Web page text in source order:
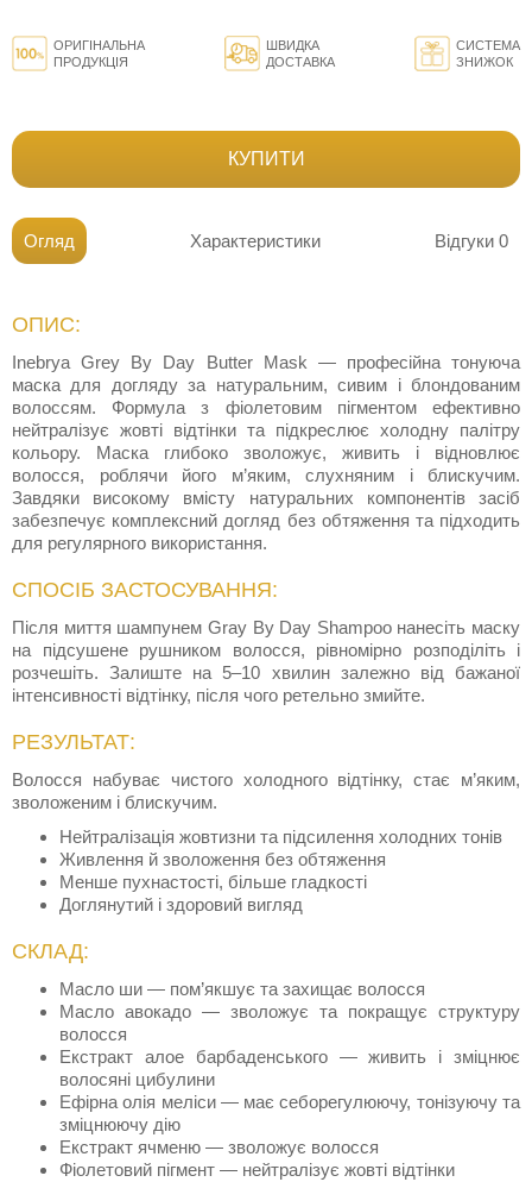
ОРИГІНАЛЬНА
ПРОДУКЦІЯ
ШВИДКА
ДОСТАВКА
СИСТЕМА
ЗНИЖОК
КУПИТИ
Огляд Характеристики Відгуки 0
ОПИС:
Inebrya Grey By Day Butter Mask — професійна тонуюча
маска для догляду за натуральним, сивим і блондованим
волоссям. Формула з фіолетовим пігментом ефективно
нейтралізує жовті відтінки та підкреслює холодну палітру
кольору. Маска глибоко зволожує, живить і відновлює
волосся, роблячи його м’яким, слухняним і блискучим.
Завдяки високому вмісту натуральних компонентів засіб
забезпечує комплексний догляд без обтяження та підходить
для регулярного використання.
СПОСІБ ЗАСТОСУВАННЯ:
Після миття шампунем Gray By Day Shampoo нанесіть маску
на підсушене рушником волосся, рівномірно розподіліть і
розчешіть. Залиште на 5–10 хвилин залежно від бажаної
інтенсивності відтінку, після чого ретельно змийте.
РЕЗУЛЬТАТ:
Волосся набуває чистого холодного відтінку, стає м’яким,
зволоженим і блискучим.
Нейтралізація жовтизни та підсилення холодних тонів
Живлення й зволоження без обтяження
Менше пухнастості, більше гладкості
Доглянутий і здоровий вигляд
СКЛАД:
Масло ши — пом’якшує та захищає волосся
Масло авокадо — зволожує та покращує структуру
волосся
Екстракт алое барбаденського — живить і зміцнює
волосяні цибулини
Ефірна олія меліси — має себорегулюючу, тонізуючу та
зміцнюючу дію
Екстракт ячменю — зволожує волосся
Фіолетовий пігмент — нейтралізує жовті відтінки